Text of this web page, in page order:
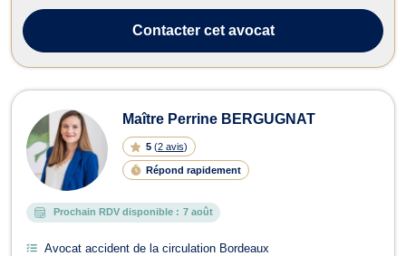
Contactercet avocat
Maître Perrine BERGUGNAT
5 (2 avis)
Répond rapidement
Prochain RDV disponible : 7 août
Avocat accident de la circulation Bordeaux